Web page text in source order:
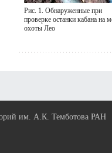
Рис. 1. Обнаруженные при
проверке останки кабана на
охоты Лео
им. А.К. Темботова РАН